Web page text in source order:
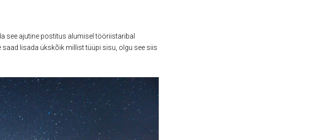
see ajutine postitus alumisel tööriistaribal
lisada ükskõik millist tüüpi sisu, olgu see siis